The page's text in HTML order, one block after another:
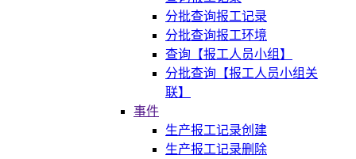
分批查询报工记录
分批查询报工环境
查询【报工人员小组】
分批查询【报工人员小组关
联】
事件
生产报工记录创建
生产报工记录删除